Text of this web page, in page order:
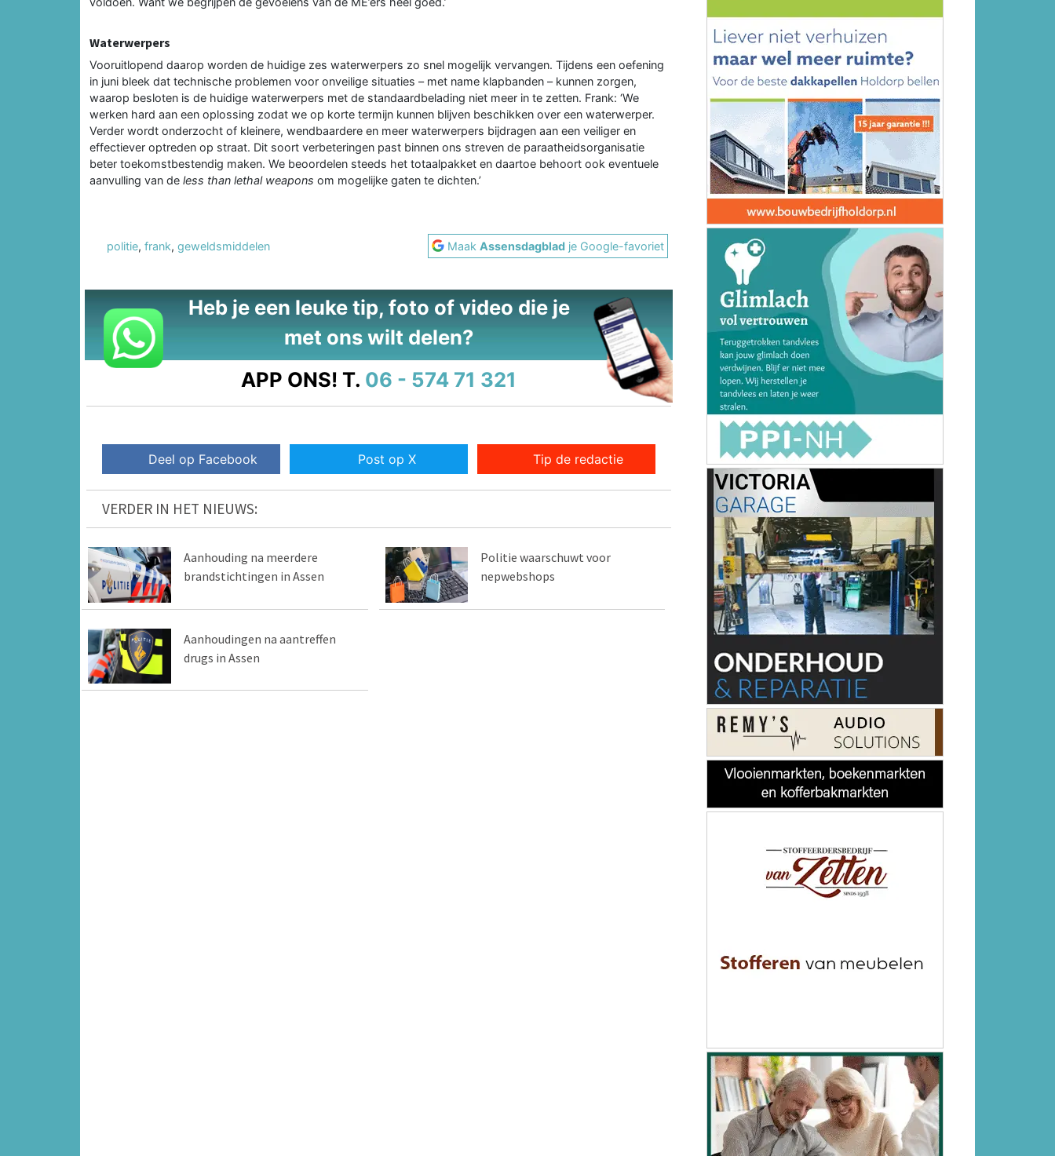
Waterwerpers
Vooruitlopend daarop worden de huidige zes waterwerpers zo snel mogelijk vervangen. Tijdens een oefening
in juni bleek dat technische problemen voor onveilige situaties – met name klapbanden – kunnen zorgen,
waarop besloten is de huidige waterwerpers met de standaardbelading niet meer in te zetten. Frank: ‘We
werken hard aan een oplossing zodat we op korte termijn kunnen blijven beschikken over een waterwerper.
Verder wordt onderzocht of kleinere, wendbaardere en meer waterwerpers bijdragen aan een veiliger en
effectiever optreden op straat. Dit soort verbeteringen past binnen ons streven de paraatheidsorganisatie
beter toekomstbestendig maken. We beoordelen steeds het totaalpakket en daartoe behoort ook eventuele
aanvulling van de less than lethal weapons om mogelijke gaten te dichten.’
politie, frank, geweldsmiddelen MaakAssensdagblad je Google-favoriet
Heb je een leuke tip, foto of video die je
met ons wilt delen?
APP ONS! T. 06 - 574 71 321
Deel op Facebook Post op X Tip de redactie
VERDER IN HET NIEUWS:
Aanhouding na meerdere
brandstichtingen in Assen
Politie waarschuwt voor
nepwebshops
Aanhoudingen na aantreffen
drugs in Assen